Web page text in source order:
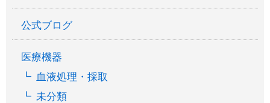
公式ブログ
医療機器
血液処理・採取
未分類